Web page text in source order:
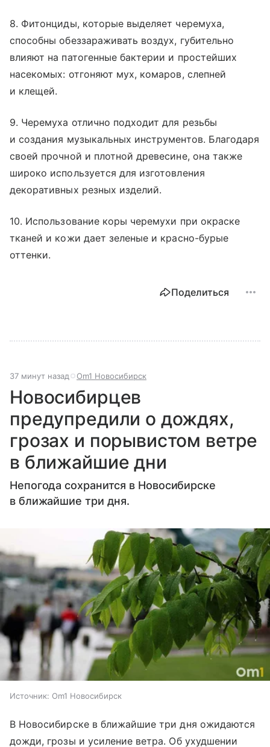
8. Фитонциды, которые выделяет черемуха,
способны обеззараживать воздух, губительно
влияют на патогенные бактерии и простейших
насекомых: отгоняют мух, комаров, слепней
и клещей.
9. Черемуха отлично подходит для резьбы
и создания музыкальных инструментов. Благодаря
своей прочной и плотной древесине, она также
широко используется для изготовления
декоративных резных изделий.
10. Использование коры черемухи при окраске
тканей и кожи дает зеленые и красно-бурые
оттенки.
Поделиться
37 минут назад Om1 Новосибирск
Новосибирцев
предупредили о дождях,
грозах и порывистом ветре
в ближайшие дни
Непогода сохранится в Новосибирске
в ближайшие три дня.
Источник: Om1 Новосибирск
В Новосибирске в ближайшие три дня ожидаются
дожди, грозы и усиление ветра. Об ухудшении